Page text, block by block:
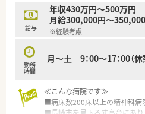
【設備面について】
■電子カルテとオーダリング
■分包機はトーショーの製品を
【業務内容について】
■地域密着型の療養メインの病
■残業はほぼ発生していない状
■棚卸しや監査で稀に発生しま
給与
年収430万円～500万円
月給300,000円～
※経験考慮
勤務
時間
月～土 9：00～17：00（休
≪こんな病院です≫
■病床数200床以上の精神科病